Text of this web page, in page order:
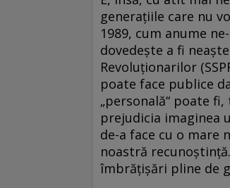
generațiile care nu
1989, cum anume
dovedește a fi
Revoluţionarilor
poate face publice
„personală“ poate
prejudicia imaginea
de-a face cu o mare
noastră
îmbrățișări pline de